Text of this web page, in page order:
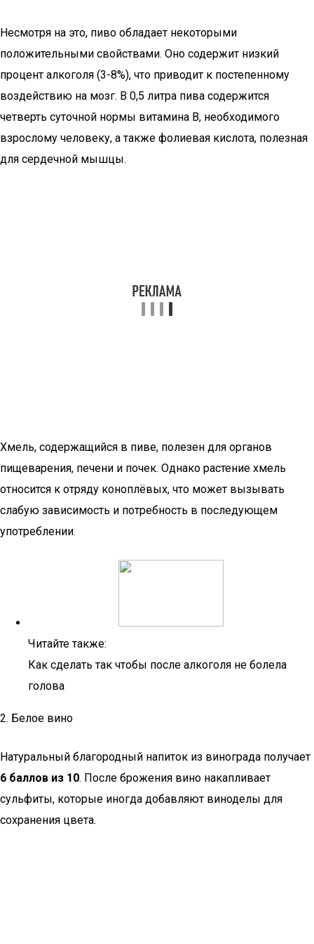
Несмотря на это, пиво обладает некоторыми
положительными свойствами. Оно содержит низкий
процент алкоголя (3-8%), что приводит к постепенному
воздействию на мозг. В 0,5 литра пива содержится
четверть суточной нормы витамина B, необходимого
взрослому человеку, а также фолиевая кислота, полезная
для сердечной мышцы.
Хмель, содержащийся в пиве, полезен для органов
пищеварения, печени и почек. Однако растение хмель
относится к отряду коноплёвых, что может вызывать
слабую зависимость и потребность в последующем
употреблении.
Читайте также:
Как сделать так чтобы после алкоголя не болела
голова
2. Белое вино
Натуральный благородный напиток из винограда получает
6 баллов из 10. После брожения вино накапливает
сульфиты, которые иногда добавляют виноделы для
сохранения цвета.